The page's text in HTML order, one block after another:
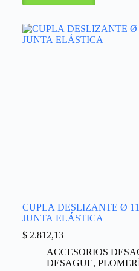
CUPLA DESLIZANTE Ø
JUNTA ELÁSTICA
$2.812,13
ACCESORIOS
DESAGUE,